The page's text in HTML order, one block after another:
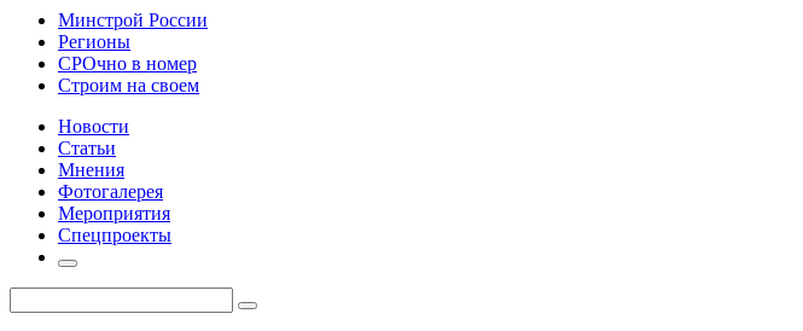
Минстрой России
Регионы
СРОчно в номер
Строим на своем
Новости
Статьи
Мнения
Фотогалерея
Мероприятия
Спецпроекты